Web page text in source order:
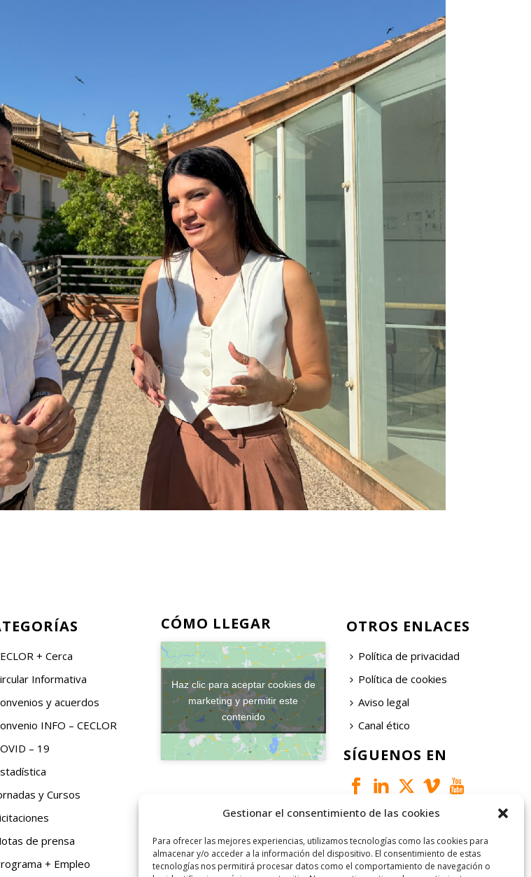
Gestionar el consentimiento de las cookies
Para ofrecer las mejores experiencias, utilizamos tecnologías como las cookies para
almacenar y/o acceder a la información del dispositivo. El consentimiento de estas
tecnologías nos permitirá procesar datos como el comportamiento de navegación o
+ Cerca
Informativa
y acuerdos
INFO – CECLOR
– 19
y Cursos
de prensa
+ Empleo
CÓMO LLEGAR
Haz clic para aceptar cookies de
marketing y permitir este
contenido
OTROS ENLACES
Política de privacidad
Política de cookies
Aviso legal
Canal ético
SÍGUENOS EN